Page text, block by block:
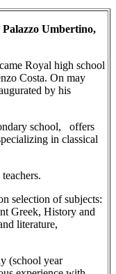
Palazzo Umbertino,
Royal high school
Costa. On may
by his
school, offers
in classical
selection of subjects:
Greek, History and
literature,
(school year